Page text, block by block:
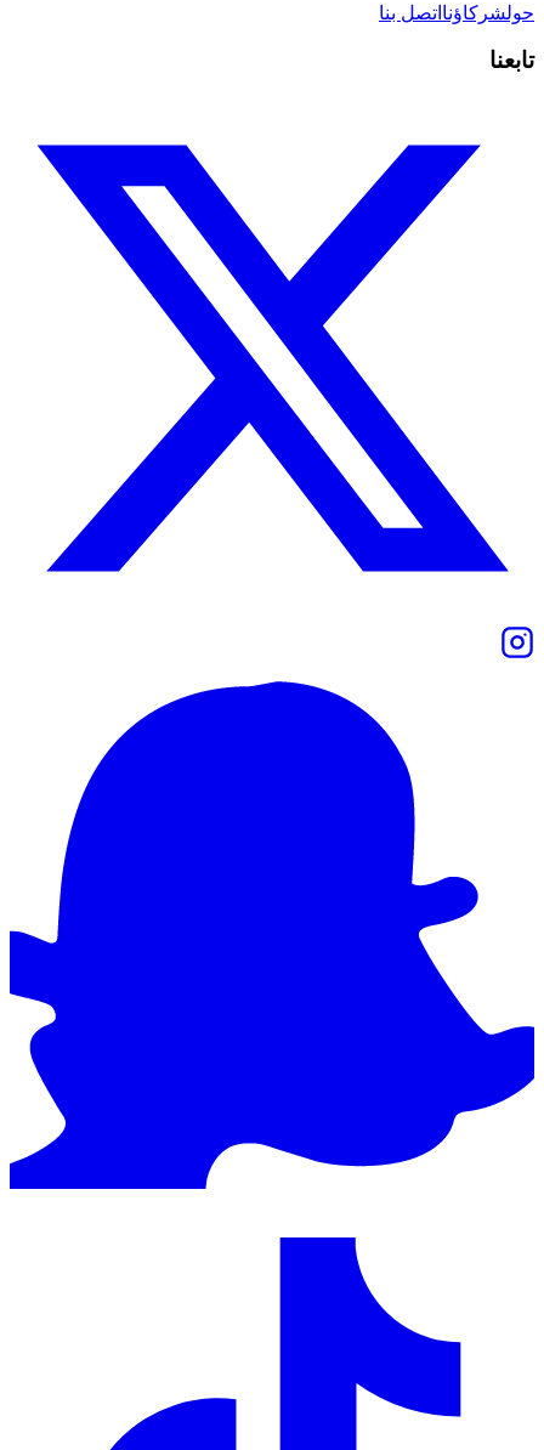
حولشركاؤنا اتصل بنا
تابعنا